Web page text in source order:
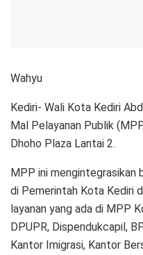
Wahyu
Kediri- Wali Kota Kediri
Mal Pelayanan Publik
Dhoho Plaza Lantai 2.
MPP ini mengintegrasikan
di Pemerintah Kota Kediri
layanan yang ada di MPP
DPUPR, Dispendukcapil,
Kantor Imigrasi, Kantor